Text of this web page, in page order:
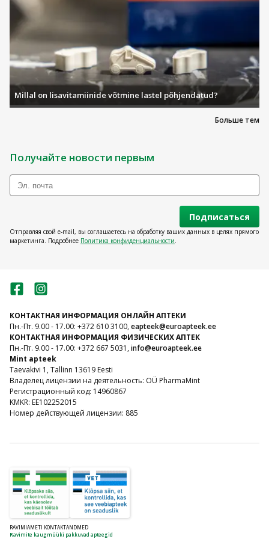
Больше тем
Millal on lisavitamiinide võtmine lastel põhjendatud?
Получайте новости первым
Подписаться
Отправляя свой e-mail, вы соглашаетесь на обработку ваших данных в целях прямого
маркетинга. Подробнее Политика конфиденциальности.
КОНТАКТНАЯ ИНФОРМАЦИЯ ОНЛАЙН АПТЕКИ
Пн.-Пт. 9.00 - 17.00: +372 610 3100,eapteek@euroapteek.ee
КОНТАКТНАЯ ИНФОРМАЦИЯ ФИЗИЧЕСКИХ АПТЕК
Пн.-Пт. 9.00 - 17.00: +372 667 5031,info@euroapteek.ee
Mint apteek
Taevakivi 1, Tallinn 13619 Eesti
Владелец лицензии на деятельность: OÜ PharmaMint
Регистрационный код: 14960867
KMKR: EE102252015
Номер действующей лицензии: 885
RAVIMIAMETI KONTAKTANDMED
Ravimite kaugmüüki pakkuvad apteegid